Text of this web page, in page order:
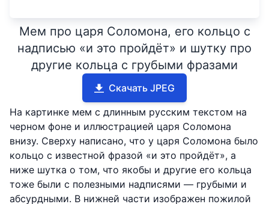
Мем про царя Соломона, его кольцо с
надписью «и это пройдёт» и шутку про
другие кольца с грубыми фразами
Скачать JPEG
На картинке мем с длинным русским текстом на
черном фоне и иллюстрацией царя Соломона
внизу. Сверху написано, что у царя Соломона было
кольцо с известной фразой «и это пройдёт», а
ниже шутка о том, что якобы и другие его кольца
тоже были с полезными надписями — грубыми и
абсурдными. В нижней части изображен пожилой